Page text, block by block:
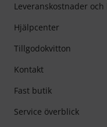
Leveranskostnader
Hjälpcenter
Tillgodokvitton
Kontakt
Fast butik
Service överblick